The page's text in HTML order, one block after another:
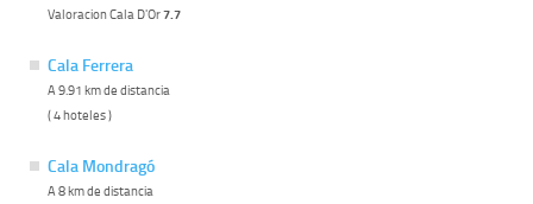
Valoracion Cala D'Or7.7
Cala Ferrera
A 9.91 km de distancia
( 4 hoteles )
Cala Mondragó
A 8 km de distancia